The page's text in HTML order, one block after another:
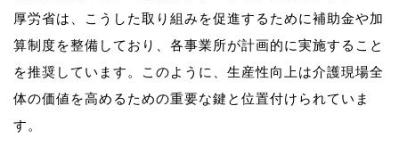
厚労省は、こうした取り組みを促進するために補助金や加
算制度を整備しており、各事業所が計画的に実施すること
を推奨しています。このように、生産性向上は介護現場全
体の価値を高めるための重要な鍵と位置付けられていま